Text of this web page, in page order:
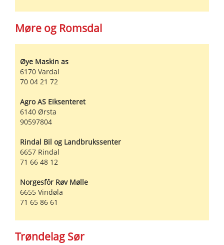
Møre og Romsdal
Øye Maskin as
6170 Vardal
70 04 21 72
Agro AS Eiksenteret
6140 Ørsta
90597804
Rindal Bil og Landbrukssenter
6657 Rindal
71 66 48 12
Norgesfôr Røv Mølle
6655 Vindøla
71 65 86 61
Trøndelag Sør